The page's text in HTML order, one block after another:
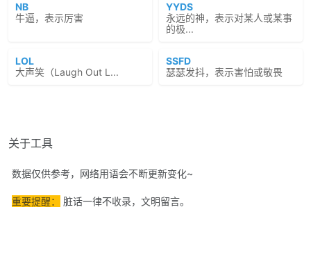
NB
牛逼，表示厉害
YYDS
永远的神，表示对某人或某事
的极...
LOL
大声笑（Laugh Out L...
SSFD
瑟瑟发抖，表示害怕或敬畏
关于工具
数据仅供参考，网络用语会不断更新变化~
重要提醒： 脏话一律不收录，文明留言。